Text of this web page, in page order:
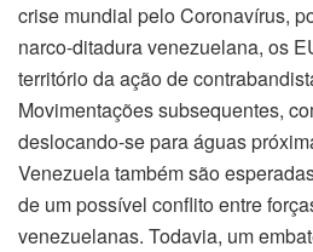
crise mundial pelo Coronavírus,
narco-ditadura venezuelana, os
território da ação de
Movimentações subsequentes,
deslocando-se para águas
Venezuela também são
de um possível conflito entre
venezuelanas. Todavia, um